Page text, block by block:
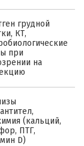
грудной
КТ,
при
на
(кальций,
ПТГ,
D)